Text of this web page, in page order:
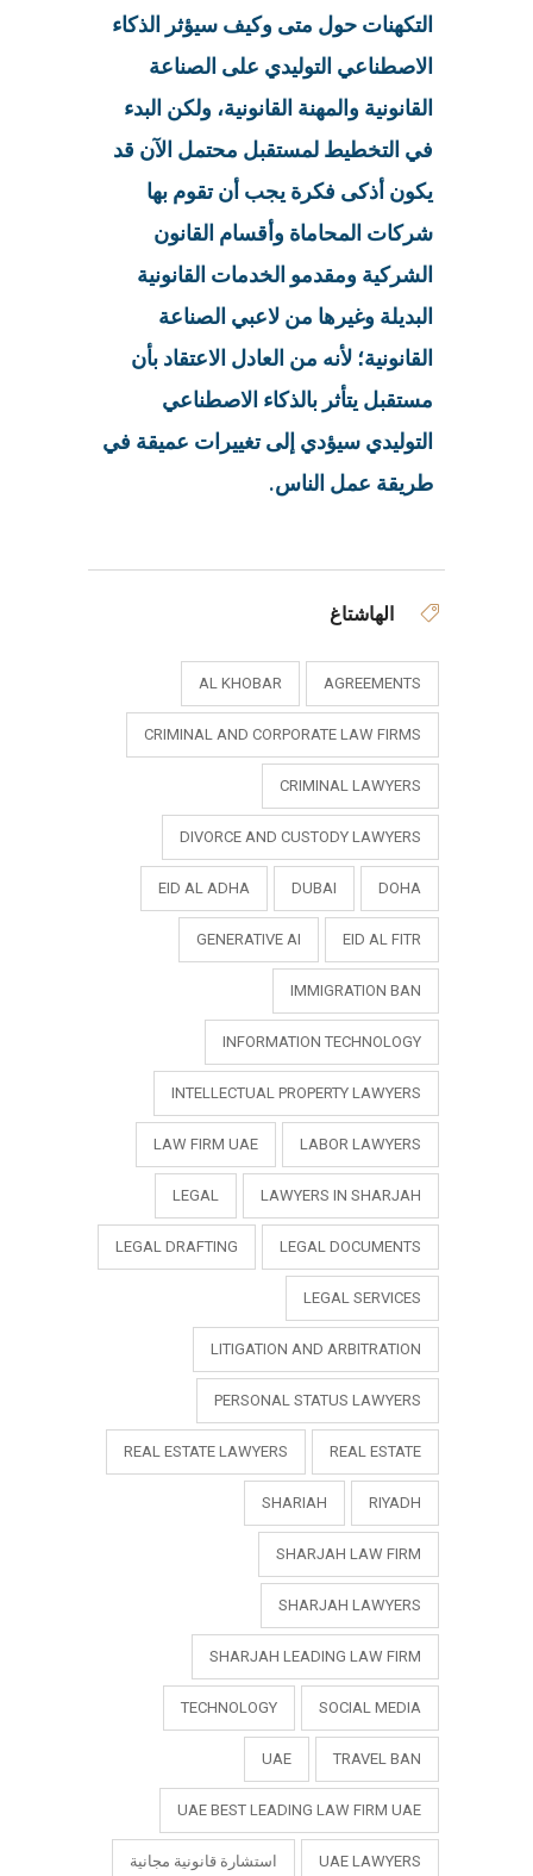
التكهنات حول متى وكيف سيؤثر الذكاء
الاصطناعي التوليدي على الصناعة
القانونية والمهنة القانونية، ولكن البدء
في التخطيط لمستقبل محتمل الآن قد
يكون أذكى فكرة يجب أن تقوم بها
شركات المحاماة وأقسام القانون
الشركية ومقدمو الخدمات القانونية
البديلة وغيرها من لاعبي الصناعة
القانونية؛ لأنه من العادل الاعتقاد بأن
مستقبل يتأثر بالذكاء الاصطناعي
التوليدي سيؤدي إلى تغييرات عميقة في
طريقة عمل الناس.
الهاشتاغ
AGREEMENTS
AL KHOBAR
CRIMINAL AND CORPORATE LAW FIRMS
CRIMINAL LAWYERS
DIVORCE AND CUSTODY LAWYERS
DOHA
DUBAI
EID AL ADHA
EID AL FITR
GENERATIVE AI
IMMIGRATION BAN
INFORMATION TECHNOLOGY
INTELLECTUAL PROPERTY LAWYERS
LABOR LAWYERS
LAW FIRM UAE
LAWYERS IN SHARJAH
LEGAL
LEGAL DOCUMENTS
LEGAL DRAFTING
LEGAL SERVICES
LITIGATION AND ARBITRATION
PERSONAL STATUS LAWYERS
REAL ESTATE
REAL ESTATE LAWYERS
RIYADH
SHARIAH
SHARJAH LAW FIRM
SHARJAH LAWYERS
SHARJAH LEADING LAW FIRM
SOCIAL MEDIA
TECHNOLOGY
TRAVEL BAN
UAE
UAE BEST LEADING LAW FIRM UAE
UAE LAWYERS استشارة قانونية مجانية